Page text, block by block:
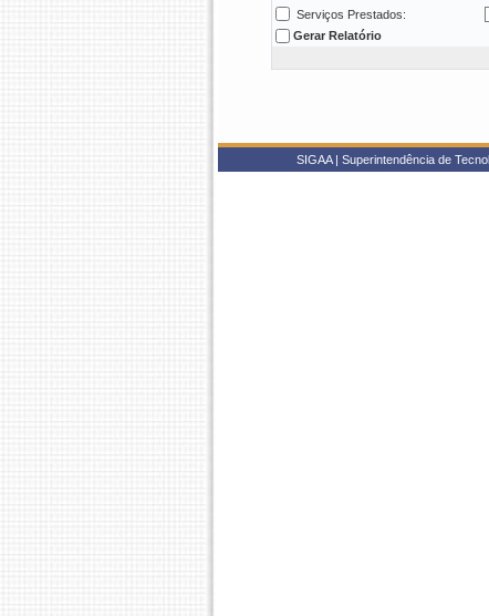
Serviços Prestados:
Gerar Relatório
SIGAA | Superintendência de